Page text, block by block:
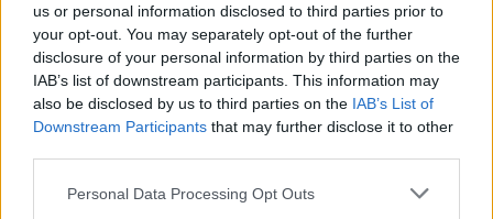
us or personal information disclosed to third parties prior to
your opt-out. You may separately opt-out of the further
disclosure of your personal information by third parties on the
IAB’s list of downstream participants. This information may
also be disclosed by us to third parties on the IAB’s List of
Downstream Participants that may further disclose it to other
Please note that this website/app uses one or more Google
Personal Data Processing Opt Outs